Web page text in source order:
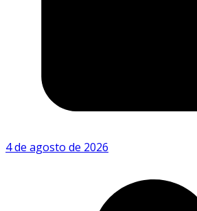
4 de agosto de 2026